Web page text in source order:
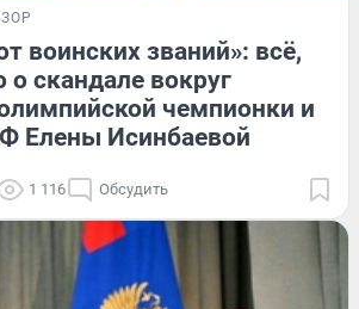
воинских званий»: всё,
о скандале вокруг
чемпионки и
Елены Исинбаевой
1 116 Обсудить